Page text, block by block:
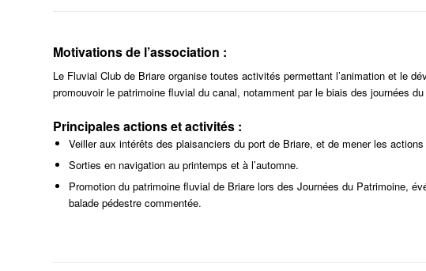
Motivations de l’association :
Le Fluvial Club de Briare organise toutes activités permettant l’animation et le
promouvoir le patrimoine fluvial du canal, notamment par le biais des journées
Principales actions et activités :
Veiller aux intérêts des plaisanciers du port de Briare, et de mener les
Sorties en navigation au printemps et à l’automne.
Promotion du patrimoine fluvial de Briare lors des Journées du Patrimoine,
balade pédestre commentée.